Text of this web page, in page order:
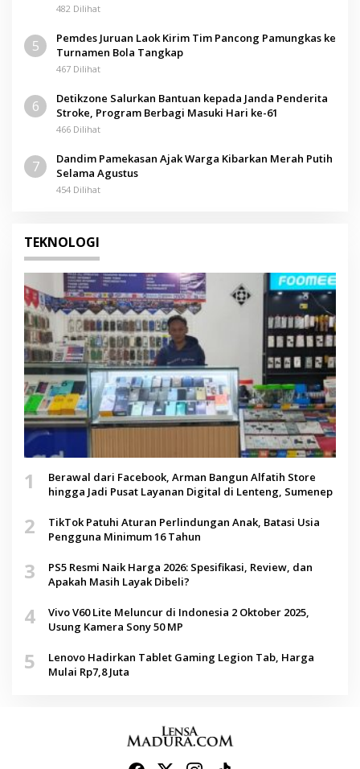
482 Dilihat
5
Pemdes Juruan Laok Kirim Tim Pancong Pamungkas ke
Turnamen Bola Tangkap
467 Dilihat
6
Detikzone Salurkan Bantuan kepada Janda Penderita
Stroke, Program Berbagi Masuki Hari ke-61
466 Dilihat
7
Dandim Pamekasan Ajak Warga Kibarkan Merah Putih
Selama Agustus
454 Dilihat
TEKNOLOGI
1
Berawal dari Facebook, Arman Bangun Alfatih Store
hingga Jadi Pusat Layanan Digital di Lenteng, Sumenep
2
TikTok Patuhi Aturan Perlindungan Anak, Batasi Usia
Pengguna Minimum 16 Tahun
3
PS5 Resmi Naik Harga 2026: Spesifikasi, Review, dan
Apakah Masih Layak Dibeli?
4
Vivo V60 Lite Meluncur di Indonesia 2 Oktober 2025,
Usung Kamera Sony 50 MP
5
Lenovo Hadirkan Tablet Gaming Legion Tab, Harga
Mulai Rp7,8 Juta